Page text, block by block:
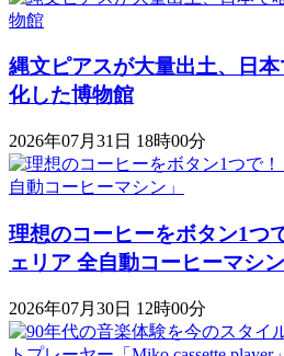
縄文ピアスが大量出土、日
化した博物館
2026年07月31日 18時00分
理想のコーヒーをボタン1つ
ェリア 全自動コーヒーマシン
2026年07月30日 12時00分